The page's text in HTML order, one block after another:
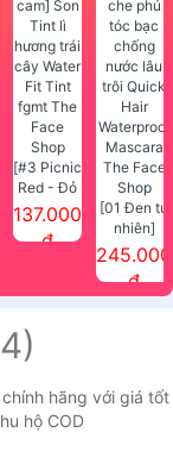
[#3 Picnic
Red - Đỏ
cam] Son
Shop
137.000
đ
[01 Đen tự
nhiên]
Mascara
che phủ
Waterproof
Mascara
245.000
đ
hãng với giá tốt
hộ COD